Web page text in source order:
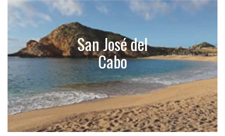
San José del
Cabo